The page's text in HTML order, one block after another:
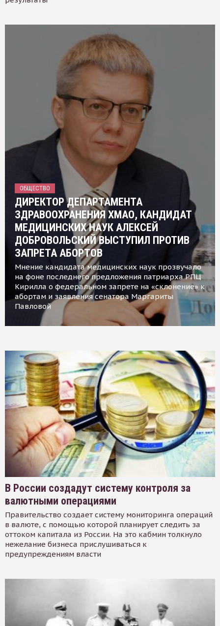
ОБЩЕСТВО
ДИРЕКТОР ДЕПАРТАМЕНТА
ЗДРАВООХРАНЕНИЯ ХМАО, КАНДИДАТ
МЕДИЦИНСКИХ НАУК АЛЕКСЕЙ
ДОБРОВОЛЬСКИЙ ВЫСТУПИЛ ПРОТИВ
ЗАПРЕТА АБОРТОВ
Мнение кандидата медицинских наук прозвучало
на фоне последнего предложения патриарха РПЦ
Кирилла о федеральном запрете на «склонение» к
абортам и заявления сенатора Маргариты
Павловой
В России создадут систему контроля за
валютными операциями
Правительство создает систему мониторинга операций
в валюте, с помощью которой планирует следить за
оттоком капитала из России. На это кабмин толкнуло
нежелание бизнеса прислушиваться к
предупреждениям власти